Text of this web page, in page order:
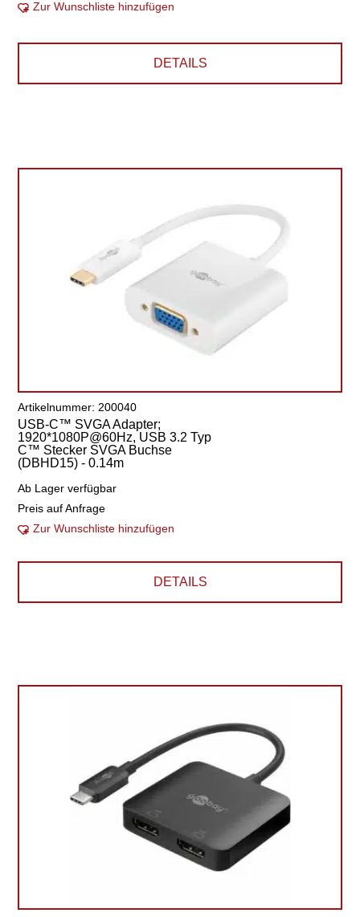
Zur Wunschliste hinzufügen
DETAILS
Artikelnummer: 200040
USB-C™ SVGA Adapter;
1920*1080P@60Hz, USB 3.2 Typ
C™ Stecker SVGA Buchse
(DBHD15) - 0.14m
Ab Lager verfügbar
Preis auf Anfrage
Zur Wunschliste hinzufügen
DETAILS